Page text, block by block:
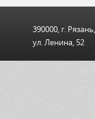
390000, г. Рязань,
ул. Ленина, 52